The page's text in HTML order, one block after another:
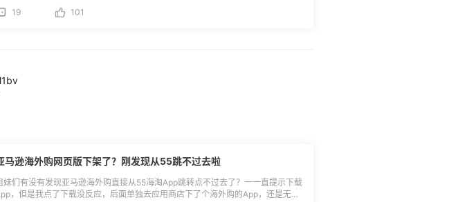
19 101
马逊海外购网页版下架了？刚发现从55跳不过去啦
妹们有没有发现亚马逊海外购直接从55海淘App跳转点不过去了？一一直提示下载
，但是我点了下载没反应，后面单独去应用商店下了个海外购的App，还是无法